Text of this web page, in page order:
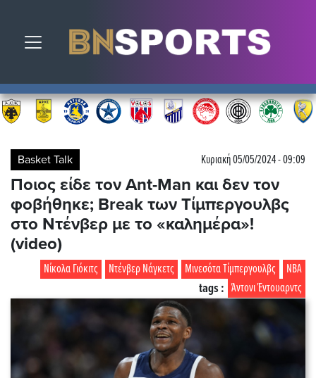
Toggle navigation
Basket Talk Κυριακή 05/05/2024 - 09:09
Ποιος είδε τον Ant-Man και δεν τον
φοβήθηκε; Break των Τίμπεργουλβς
στο Ντένβερ με το «καλημέρα»!
(video)
NBA
Μινεσότα Τίμπεργουλβς
Ντένβερ Νάγκετς
Νίκολα Γιόκιτς
Άντονι Έντουαρντς
tags :